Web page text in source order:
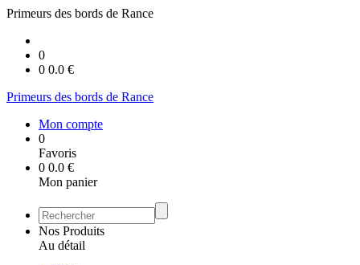
Primeurs des bords de Rance
0
0 0.0 €
Primeurs des bords de Rance
Mon compte
0
Favoris
0 0.0 €
Mon panier
Nos Produits
Au détail